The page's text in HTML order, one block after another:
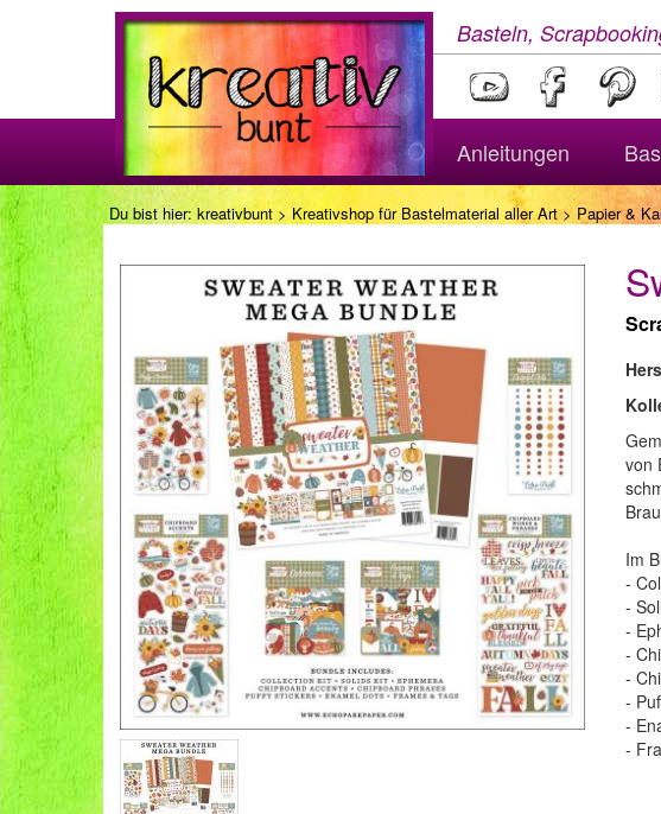
Basteln,
Anleitungen
Du bist hier: kreativbunt > Kreativshop für Bastelmaterial aller Art> Papier &
von
Im
-
-
-
-
-
-
-
-